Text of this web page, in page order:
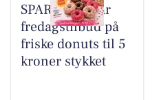
SPAR Visse har
fredagstilbud på
friske donuts til 5
kroner stykket